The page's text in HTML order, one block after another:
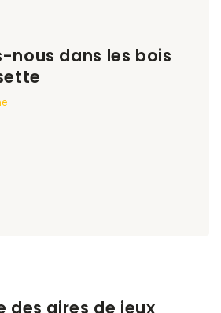
nous dans les bois
des aires de jeux